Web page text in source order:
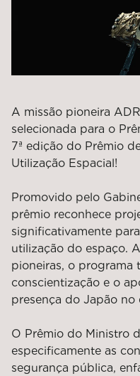
A missão pioneira
selecionada para o
7ª edição do Prêmio
Utilização Espacial!
Promovido pelo
prêmio reconhece
significativamente
utilização do espaço.
pioneiras, o programa
conscientização e o
presença do Japão no
O Prêmio do Ministro
especificamente as
segurança pública,